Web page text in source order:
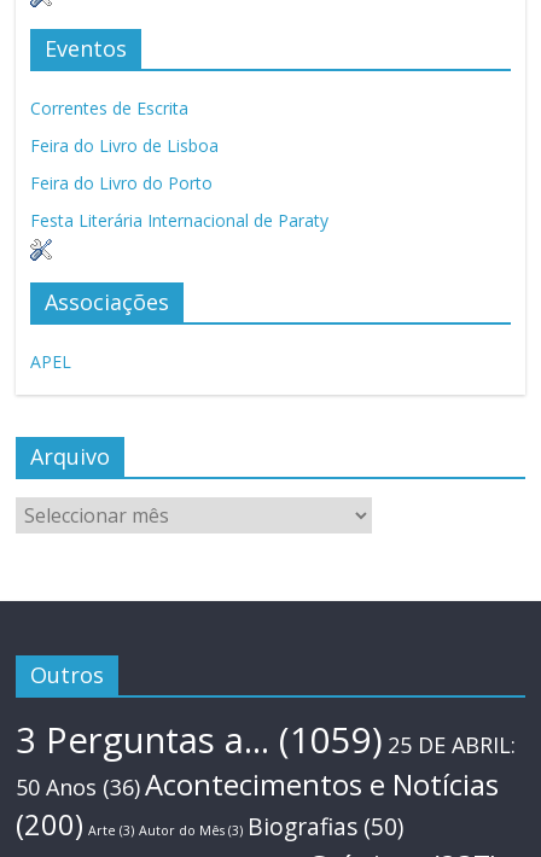
Eventos
Correntes de Escrita
Feira do Livro de Lisboa
Feira do Livro do Porto
Festa Literária Internacional de Paraty
Associações
APEL
Arquivo
Arquivo
Outros
3 Perguntas a... (1059) 25 DE ABRIL:
50 Anos (36)Acontecimentos e Notícias
(200) Arte (3) Autor do Mês (3) Biografias (50)